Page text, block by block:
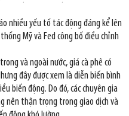
nhiều yếu tố tác động đáng kể lên
Mỹ và Fed công bố điều chỉnh
và ngoài nước, giá cà phê có
đây được xem là diễn biến bình
biến động. Do đó, các chuyên gia
nên thận trọng trong giao dịch và